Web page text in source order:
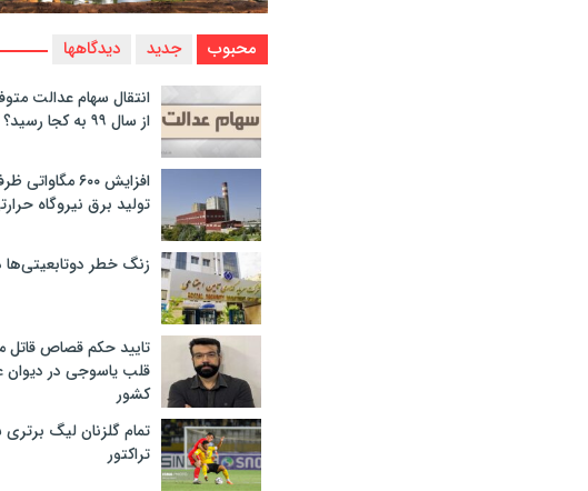
محبوب جدید دیدگاهها
انتقال سهام عدالت
از سال ۹۹ به کجا رسید؟
افزایش ۶۰۰
تولید برق نیروگاه
زنگ خطر
تایید حکم قصاص
قلب یاسوجی در دیوان
کشور
تمام گلزنان لیگ‌
تراکتور